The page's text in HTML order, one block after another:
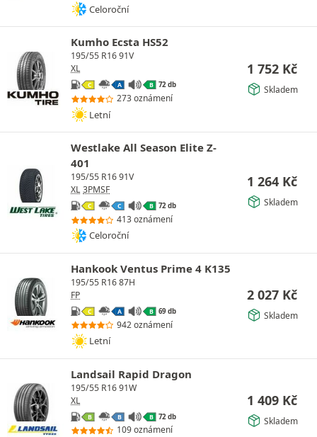
Celoroční
Kumho Ecsta HS52
195/55 R16 91V
XL
C A B 72 db
273 oznámení
Letní
1 752 Kč
Skladem
Westlake All Season Elite Z-
401
195/55 R16 91V
XL 3PMSF
C C B 72 db
413 oznámení
Celoroční
1 264 Kč
Skladem
Hankook Ventus Prime 4 K135
195/55 R16 87H
FP
C A B 69 db
942 oznámení
Letní
2 027 Kč
Skladem
Landsail Rapid Dragon
195/55 R16 91W
XL
B B B 72 db
109 oznámení
1 409 Kč
Skladem